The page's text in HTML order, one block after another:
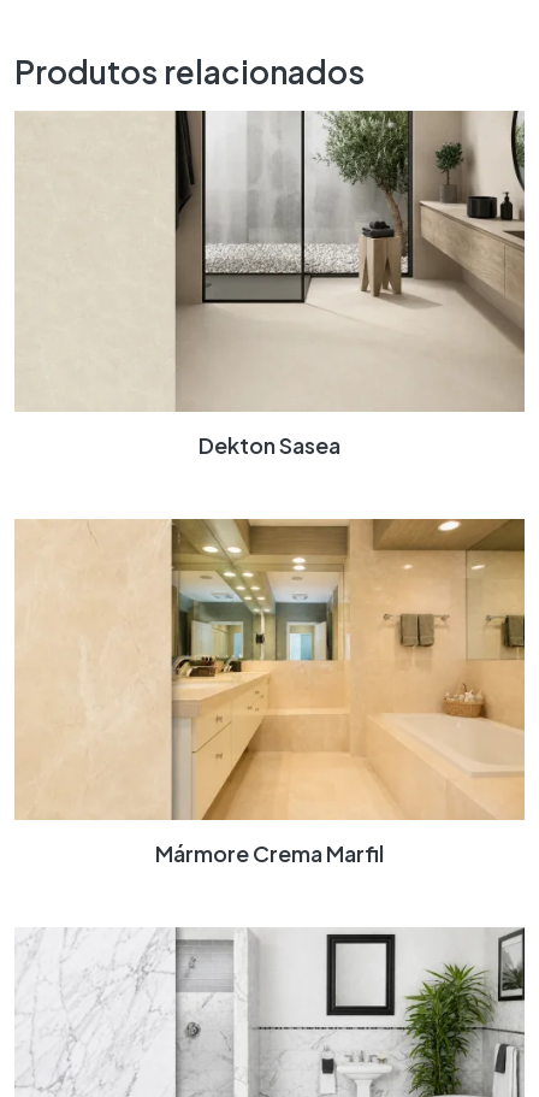
Produtos relacionados
Dekton Sasea
Mármore Crema Marfil